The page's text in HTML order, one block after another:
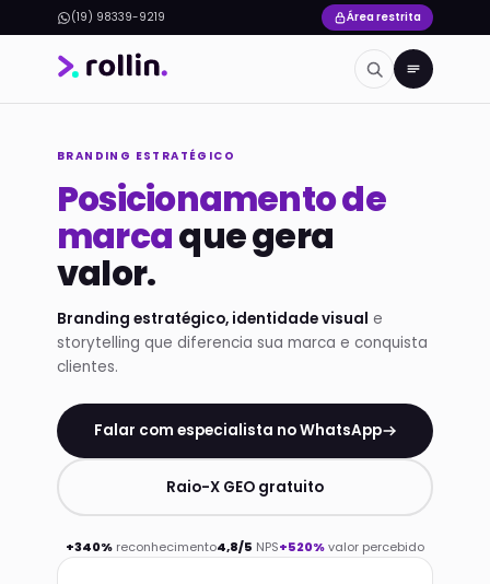
(19) 98339-9219 Área restrita
BRANDING ESTRATÉGICO
Posicionamento de
marcaque gera
valor.
Branding estratégico, identidade visual e
storytelling que diferencia sua marca e conquista
clientes.
Falar com especialista no WhatsApp
Raio-X GEO gratuito
+340% reconhecimento4,8/5 NPS+520%valor percebido